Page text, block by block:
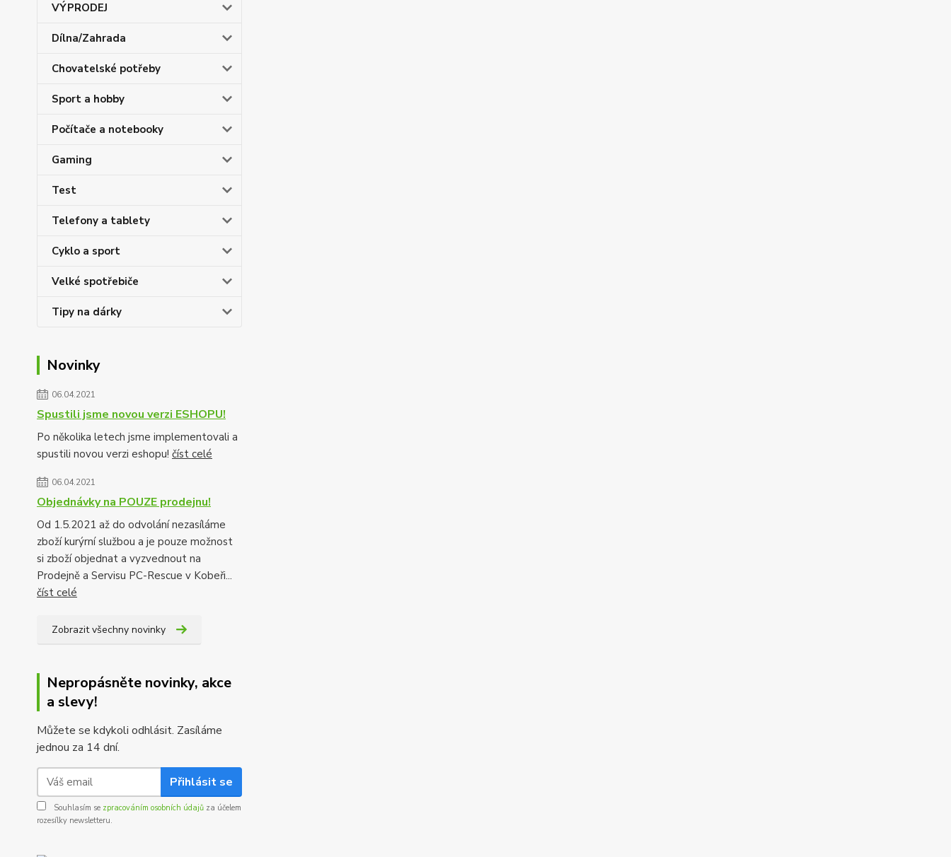
VÝPRODEJ
Dílna/Zahrada
Chovatelské potřeby
Sport a hobby
Počítače a notebooky
Gaming
Test
Telefony a tablety
Cyklo a sport
Velké spotřebiče
Tipy na dárky
Novinky
06.04.2021
Spustili jsme novou verzi ESHOPU!
Po několika letech jsme implementovali a
spustili novou verzi eshopu! číst celé
06.04.2021
Objednávky na POUZE prodejnu!
Od 1.5.2021 až do odvolání nezasíláme
zboží kurýrní službou a je pouze možnost
si zboží objednat a vyzvednout na
Prodejně a Servisu PC-Rescue v Kobeři...
číst celé
Zobrazit všechny novinky
Nepropásněte novinky, akce
a slevy!
Můžete se kdykoli odhlásit. Zasíláme
jednou za 14 dní.
Přihlásit se
Souhlasím se zpracováním osobních údajů za účelem
rozesílky newsletteru.